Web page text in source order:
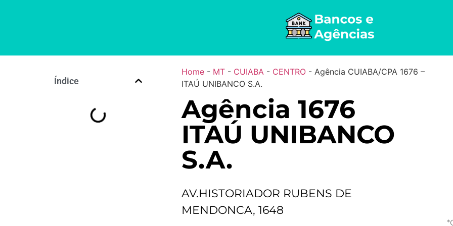
Índice
Home- MT- CUIABA - CENTRO- Agência CUIABA/CPA 1676 –
ITAÚ UNIBANCO S.A.
Agência 1676
ITAÚ UNIBANCO
S.A.
AV.HISTORIADOR RUBENS DE
MENDONCA, 1648